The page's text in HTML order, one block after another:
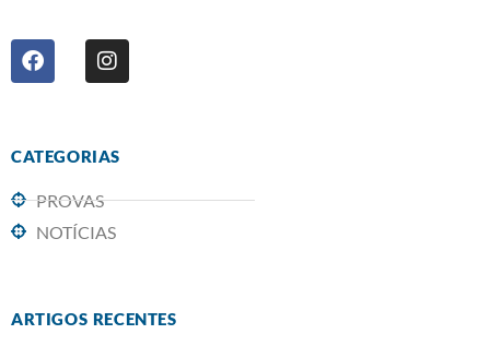
CATEGORIAS
PROVAS
NOTÍCIAS
ARTIGOS RECENTES